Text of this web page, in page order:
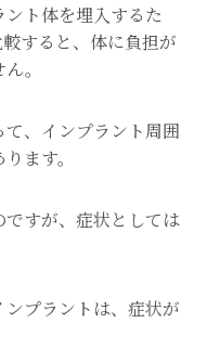
ト体を埋入するた
すると、体に負担が
。
、インプラント周囲
ます。
すが、症状としては
プラントは、症状が